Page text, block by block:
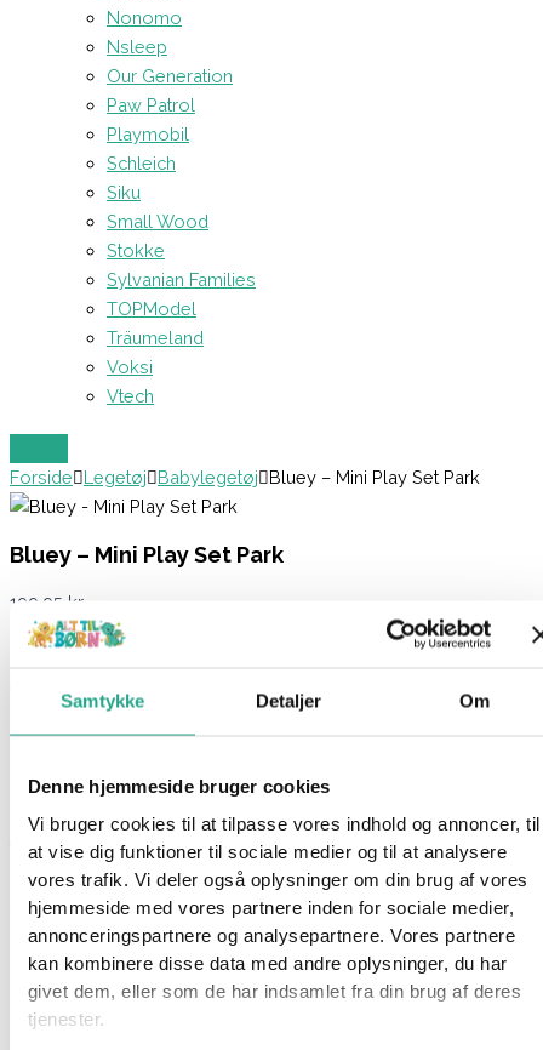
Samtykke Detaljer Om
Denne hjemmeside bruger cookies
Vi bruger cookies til at tilpasse vores indhold og annoncer, til
at vise dig funktioner til sociale medier og til at analysere
vores trafik. Vi deler også oplysninger om din brug af vores
hjemmeside med vores partnere inden for sociale medier,
annonceringspartnere og analysepartnere. Vores partnere
kan kombinere disse data med andre oplysninger, du har
givet dem, eller som de har indsamlet fra din brug af deres
tjenester.
Nonomo
Nsleep
Our Generation
Paw Patrol
Playmobil
Schleich
Siku
Small Wood
Stokke
Sylvanian Families
TOPModel
Träumeland
Voksi
Vtech
Forside Legetøj Babylegetøj Bluey – Mini Play Set Park
Bluey – Mini Play Set Park
199,95 kr.
Ikke på lager
Varenummer9856094 Kategorier Babylegetøj Legetøj
Beskrivelse
Bluey Turtleboy Playground Mini Playset bringer den populære
tv-serieBlueytil live og giver børn mulighed for at genskabe
deres yndlingsscener eller opfinde nye eventyr.
Sættet indeholder figurer af Wide-Eyed Bingo og Turtleboy,
begge med bevægelige arme og kroppe, hvilket gør dem
ideelle til fantasifuld leg.
Legepladsen inkluderer en gynge og en roterende karrusel,